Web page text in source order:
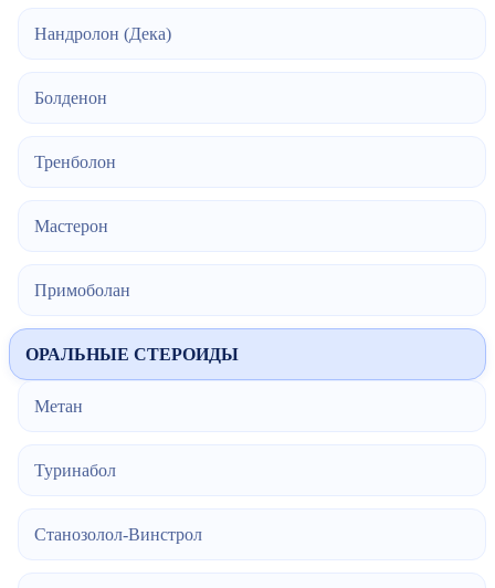
Нандролон (Дека)
Болденон
Тренболон
Мастерон
Примоболан
ОРАЛЬНЫЕ СТЕРОИДЫ
Метан
Туринабол
Станозолол-Винстрол